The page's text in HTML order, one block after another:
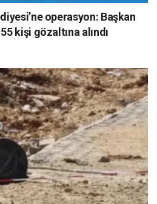
operasyon: Başkan
kişi gözaltına alındı